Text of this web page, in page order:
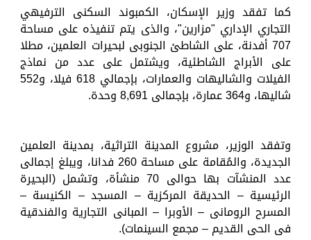
كما تفقد وزير الإسكان، الكمبوند السكنى الترفيهي
التجاري الإداري "مزارين"، والذى يتم تنفيذه على مساحة
707 أفدنة، على الشاطئ الجنوبى لبحيرات العلمين، مطلا
على الأبراج الشاطئية، ويشتمل على عدد من نماذج
الفيلات والشاليهات والعمارات، بإجمالي 618 فيلا، و552
شاليها، و364 عمارة، بإجمالى 8,691 وحدة.
وتفقد الوزير، مشروع المدينة التراثية، بمدينة العلمين
الجديدة، والمُقامة على مساحة 260 فدانا، ويبلغ إجمالى
عدد المنشآت بها حوالى 70 منشأة، وتشمل (البحيرة
الرئيسية – الحديقة المركزية – المسجد – الكنيسة –
المسرح الرومانى – الأوبرا – المبانى التجارية والفندقية
فى الحى القديم – مجمع السينمات).